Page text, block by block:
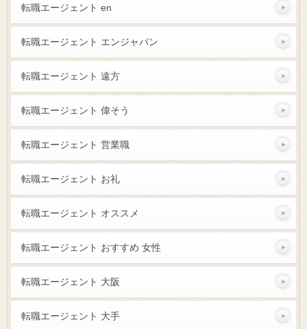
転職エージェント en
転職エージェント エンジャパン
転職エージェント 遠方
転職エージェント 偉そう
転職エージェント 営業職
転職エージェント お礼
転職エージェント オススメ
転職エージェント おすすめ 女性
転職エージェント 大阪
転職エージェント 大手